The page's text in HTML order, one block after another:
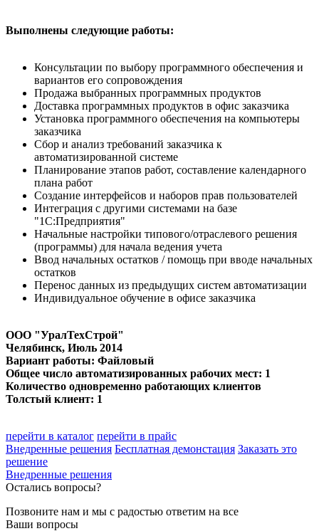
Выполнены следующие работы:
Консультации по выбору программного обеспечения и
вариантов его сопровождения
Продажа выбранных программных продуктов
Доставка программных продуктов в офис заказчика
Установка программного обеспечения на компьютеры
заказчика
Сбор и анализ требований заказчика к
автоматизированной системе
Планирование этапов работ, составление календарного
плана работ
Создание интерфейсов и наборов прав пользователей
Интеграция с другими системами на базе
"1С:Предприятия"
Начальные настройки типового/отраслевого решения
(программы) для начала ведения учета
Ввод начальных остатков / помощь при вводе начальных
остатков
Перенос данных из предыдущих систем автоматизации
Индивидуальное обучение в офисе заказчика
ООО "УралТехСтрой"
Челябинск, Июль 2014
Вариант работы: Файловый
Общее число автоматизированных рабочих мест: 1
Количество одновременно работающих клиентов
Толстый клиент: 1
перейти в каталог перейти в прайс
Внедренные решения Бесплатная демонстация Заказать это
решение
Внедренные решения
Остались вопросы?
Позвоните нам и мы с радостью ответим на все
Ваши вопросы